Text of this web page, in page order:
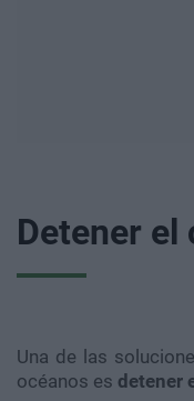
Detener
Una de las
océanos es detener